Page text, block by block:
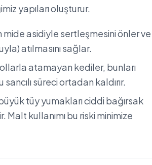
yapıları oluşturur.
asidiyle sertleşmesini önler ve
atılmasını sağlar.
atamayan kediler, bunları
süreci ortadan kaldırır.
tüy yumakları ciddi bağırsak
Malt kullanımı bu riski minimize